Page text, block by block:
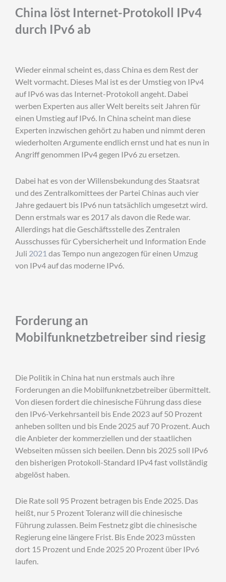
China löst Internet-Protokoll IPv4
durch IPv6 ab
Wieder einmal scheint es, dass China es dem Rest der
Welt vormacht. Dieses Mal ist es der Umstieg von IPv4
auf IPv6 was das Internet-Protokoll angeht. Dabei
werben Experten aus aller Welt bereits seit Jahren für
einen Umstieg auf IPv6. In China scheint man diese
Experten inzwischen gehört zu haben und nimmt deren
wiederholten Argumente endlich ernst und hat es nun in
Angriff genommen IPv4 gegen IPv6 zu ersetzen.
Dabei hat es von der Willensbekundung des Staatsrat
und des Zentralkomittees der Partei Chinas auch vier
Jahre gedauert bis IPv6 nun tatsächlich umgesetzt wird.
Denn erstmals war es 2017 als davon die Rede war.
Allerdings hat die Geschäftsstelle des Zentralen
Ausschusses für Cybersicherheit und Information Ende
Juli 2021 das Tempo nun angezogen für einen Umzug
von IPv4 auf das moderne IPv6.
Forderung an
Mobilfunknetzbetreiber sind riesig
Die Politik in China hat nun erstmals auch ihre
Forderungen an die Mobilfunknetzbetreiber übermittelt.
Von diesen fordert die chinesische Führung dass diese
den IPv6-Verkehrsanteil bis Ende 2023 auf 50 Prozent
anheben sollten und bis Ende 2025 auf 70 Prozent. Auch
die Anbieter der kommerziellen und der staatlichen
Webseiten müssen sich beeilen. Denn bis 2025 soll IPv6
den bisherigen Protokoll-Standard IPv4 fast vollständig
abgelöst haben.
Die Rate soll 95 Prozent betragen bis Ende 2025. Das
heißt, nur 5 Prozent Toleranz will die chinesische
Führung zulassen. Beim Festnetz gibt die chinesische
Regierung eine längere Frist. Bis Ende 2023 müssten
dort 15 Prozent und Ende 2025 20 Prozent über IPv6
laufen.